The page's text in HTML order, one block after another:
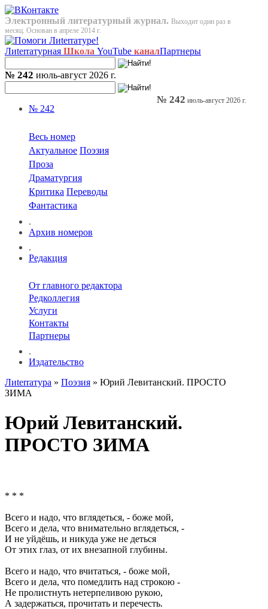
Электронный литературный журнал. Выходит один раз в
месяц. Основан в апреле 2014 г.
Лиterraтурная Школа YouTube каналПартнеры
№ 242 июль-август 2026 г.
№ 242
Весь номер
Актуальное Поэзия
Проза
Драматургия
Критика Переводы
Фантастика
.
Архив номеров
.
Редакция
От главного редактора
Редколлегия
Услуги
Контакты
Партнеры
.
Издательство
№ 242 июль-август 2026 г.
Лиterraтура » Поэзия » Юрий Левитанский. ПРОСТО
ЗИМА
Юрий Левитанский.
ПРОСТО ЗИМА
* * *
Всего и надо, что вглядеться, - боже мой,
Всего и дела, что внимательно вглядеться, -
И не уйдёшь, и никуда уже не деться
От этих глаз, от их внезапной глубины.
Всего и надо, что вчитаться, - боже мой,
Всего и дела, что помедлить над строкою -
Не пролистнуть нетерпеливою рукою,
А задержаться, прочитать и перечесть.